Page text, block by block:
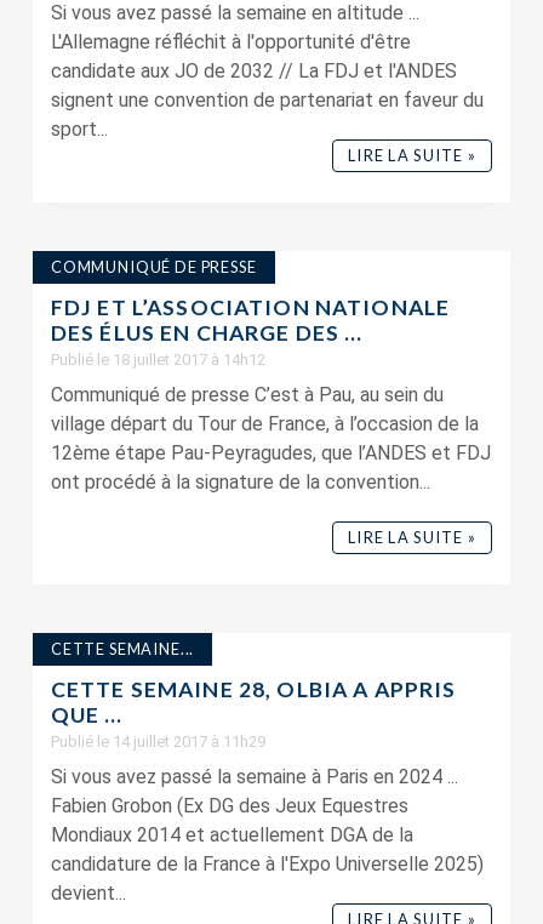
Si vous avez passé la semaine en altitude ...
L'Allemagne réfléchit à l'opportunité d'être
candidate aux JO de 2032 // La FDJ et l'ANDES
signent une convention de partenariat en faveur du
sport...
LIRE LA SUITE »
COMMUNIQUÉ DE PRESSE
FDJ ET L’ASSOCIATION NATIONALE
DES ÉLUS EN CHARGE DES ...
Publié le 18 juillet 2017 à 14h12
Communiqué de presse C’est à Pau, au sein du
village départ du Tour de France, à l’occasion de la
12ème étape Pau-Peyragudes, que l’ANDES et FDJ
ont procédé à la signature de la convention...
LIRE LA SUITE »
CETTE SEMAINE...
CETTE SEMAINE 28, OLBIA A APPRIS
QUE …
Publié le 14 juillet 2017 à 11h29
Si vous avez passé la semaine à Paris en 2024 ...
Fabien Grobon (Ex DG des Jeux Equestres
Mondiaux 2014 et actuellement DGA de la
candidature de la France à l'Expo Universelle 2025)
devient...
LIRE LA SUITE »